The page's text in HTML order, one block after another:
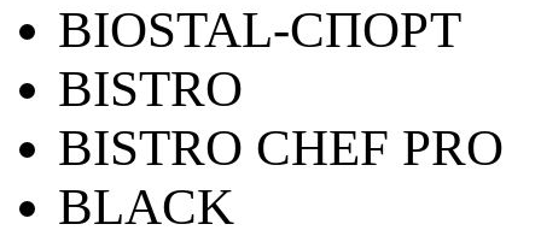
BIOSTAL-СПОРТ
BISTRO
BISTRO CHEF PRO
BLACK